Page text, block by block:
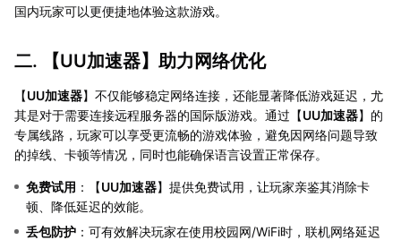
国内玩家可以更便捷地体验这款游戏。
二. 【UU加速器】助力网络优化
【UU加速器】不仅能够稳定网络连接，还能显著降低游戏延迟，尤
其是对于需要连接远程服务器的国际版游戏。通过【UU加速器】的
专属线路，玩家可以享受更流畅的游戏体验，避免因网络问题导致
的掉线、卡顿等情况，同时也能确保语言设置正常保存。
免费试用 ：【UU加速器】提供免费试用，让玩家亲鉴其消除卡
顿、降低延迟的效能。
丢包防护 ：可有效解决玩家在使用校园网/WiFi时，联机网络延迟